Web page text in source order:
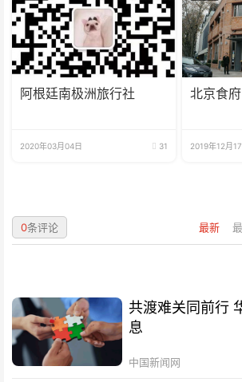
阿根廷南极洲旅行社
2020年03月04日 31
北京食府
2019年12月
最新
0条评论
共渡难关同前行
息
中国新闻网